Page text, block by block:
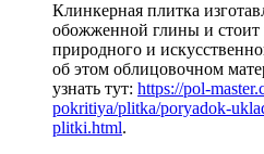
Клинкерная плитка
обожженной глины и
природного и
об этом облицовочном
узнать тут: https://pol-
pokritiya/plitka/poryadok-
plitki.html.